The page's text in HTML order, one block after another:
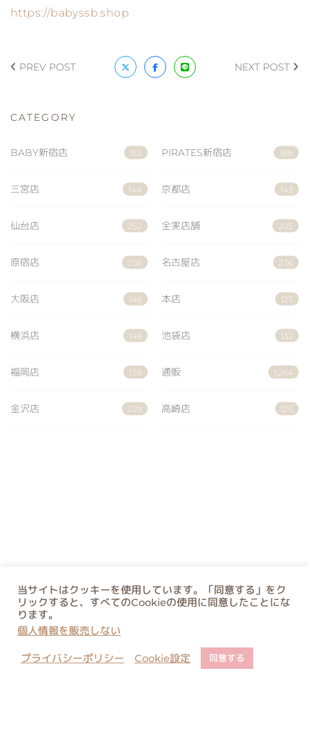
https://babyssb.shop
PREV POST NEXT POST
CATEGORY
BABY新宿店 152 PIRATES新宿店 188
三宮店 144 京都店 143
仙台店 252 全実店舗 205
原宿店 256 名古屋店 236
大阪店 146 本店 127
横浜店 146 池袋店 132
福岡店 138 通販 1,264
金沢店 229 高崎店 126
当サイトはクッキーを使用しています。「同意する」をク
リックすると、すべてのCookieの使用に同意したことにな
ります。
個人情報を販売しない
プライバシーポリシー Cookie設定 同意する